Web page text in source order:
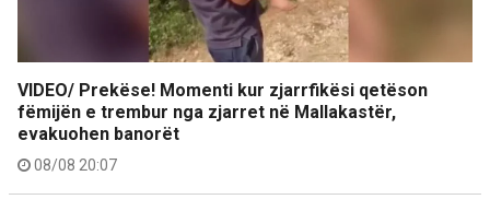
VIDEO/ Prekëse! Momenti kur zjarrfikësi qetëson
fëmijën e trembur nga zjarret në Mallakastër,
evakuohen banorët
08/08 20:07